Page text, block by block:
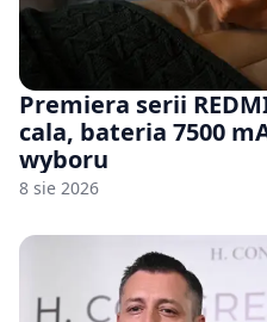
Premiera serii
cala, bateria 7500
wyboru
8 sie 2026